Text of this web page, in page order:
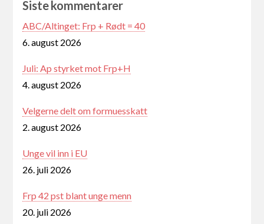
Siste kommentarer
ABC/Altinget: Frp + Rødt = 40
6. august 2026
Juli: Ap styrket mot Frp+H
4. august 2026
Velgerne delt om formuesskatt
2. august 2026
Unge vil inn i EU
26. juli 2026
Frp 42 pst blant unge menn
20. juli 2026